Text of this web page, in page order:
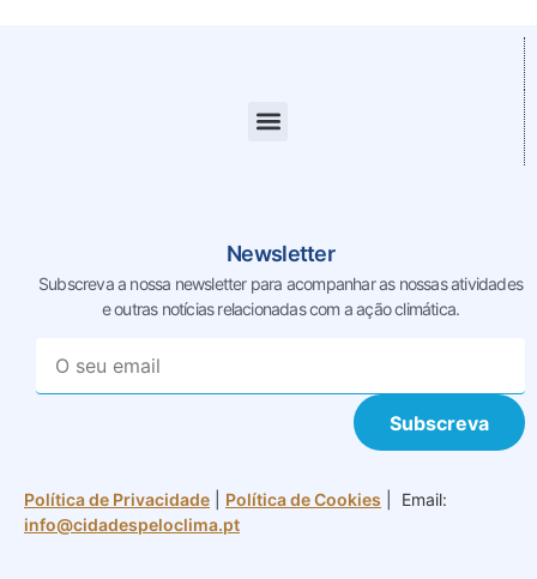
Newsletter
Subscreva a nossa newsletter para acompanhar as nossasatividades
e outras notícias relacionadas com a ação climática.
Subscreva
Política de Privacidade Política de Cookies | Email:
info@cidadespeloclima.pt